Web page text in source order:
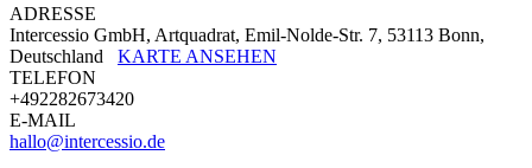
ADRESSE
Intercessio GmbH, Artquadrat, Emil-Nolde-Str. 7, 53113 Bonn,
Deutschland KARTE ANSEHEN
TELEFON
+492282673420
E-MAIL
hallo@intercessio.de